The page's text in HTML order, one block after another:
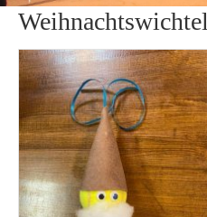
Weihnachtswichtel